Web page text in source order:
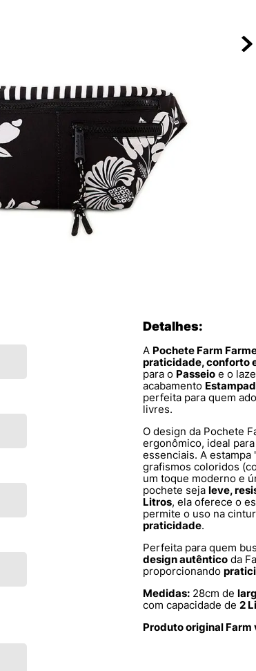
Detalhes:
A Pochete Farm
praticidade, conforto
para o Passeio e o
acabamento
perfeita para quem
livres.
O design da Pochete
ergonômico, ideal
essenciais. A
grafismos coloridos
um toque moderno e
pochete seja leve,
Litros, ela oferece o
permite o uso na
praticidade.
Perfeita para quem
design autêntico da
proporcionando
Medidas: 28cm de
com capacidade de 2
Produto original Farm